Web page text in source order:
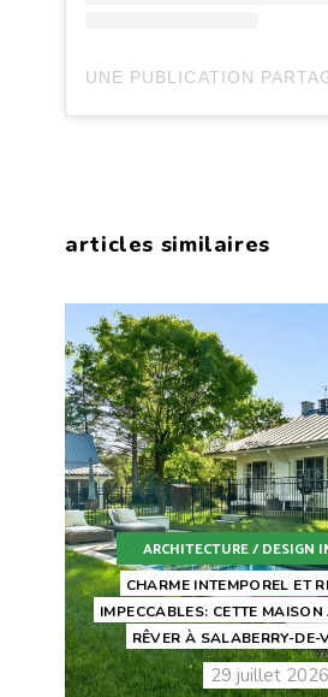
articles similaires
ARCHITECTURE / DESIGN
CHARME INTEMPOREL ET
IMPECCABLES: CETTE
RÊVER À SALABERRY-DE-
29 juillet 2026